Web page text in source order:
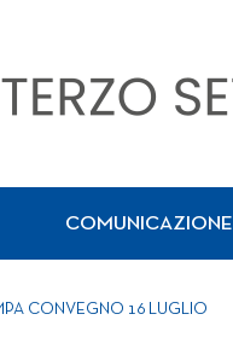
COMUNICAZIONE
CONVEGNO 16 LUGLIO